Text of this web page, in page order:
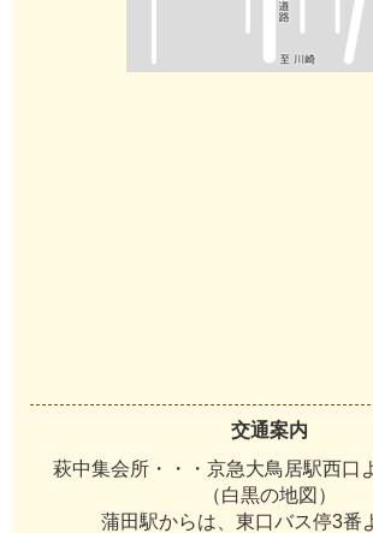
交通案内
萩中集会所・・・京急大鳥居駅西口
（白黒の地図）
蒲田駅からは、東口バス停3番